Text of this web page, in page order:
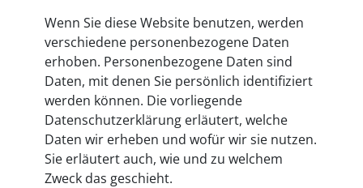
Wenn Sie diese Website benutzen, werden
verschiedene personenbezogene Daten
erhoben. Personenbezogene Daten sind
Daten, mit denen Sie persönlich identifiziert
werden können. Die vorliegende
Datenschutzerklärung erläutert, welche
Daten wir erheben und wofür wir sie nutzen.
Sie erläutert auch, wie und zu welchem
Zweck das geschieht.